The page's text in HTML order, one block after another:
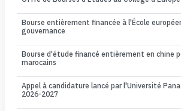
Bourse entièrement financée à l'École
gouvernance
Bourse d'étude financé entièrement en chine
marocains
Appel à candidature lancé par l'Université
2026-2027